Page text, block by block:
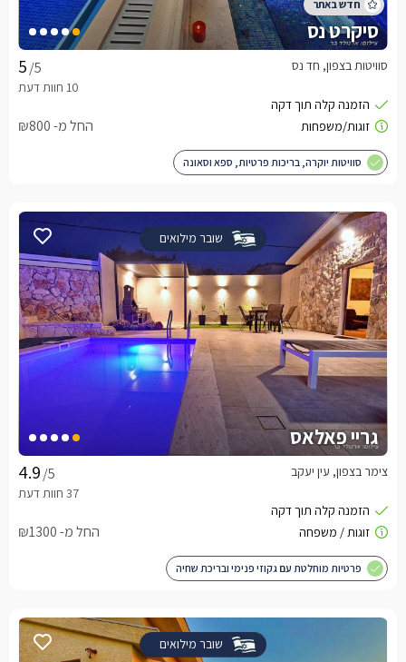
סיקרט נס
/5 סוויטות בצפון, חד נס
החל מ- ₪800
סוויטות יוקרה, בריכות פרטיות, ספא וסאונה
שובר מילואים
גריי פאלאס
/5 צימר בצפון, עין יעקב
החל מ- ₪1300
פרטיות מוחלטת עם גקוזי פנימי ובריכת שחיה
שובר מילואים